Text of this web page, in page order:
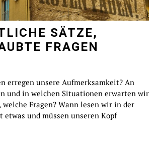
SÄTZE,
FRAGEN
erregen unsere Aufmerksamkeit? An
und in welchen Situationen erwarten wir
welche Fragen? Wann lesen wir in der
und müssen unseren Kopf